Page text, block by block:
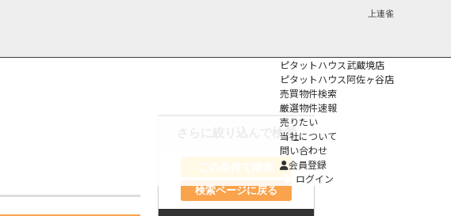
上連雀
ピタットハウス武蔵境店
ピタットハウス阿佐ヶ谷店
売買物件検索
厳選物件速報
売りたい
当社について
問い合わせ
会員登録
ログイン
さらに絞り込んで検索
検索ページに戻る